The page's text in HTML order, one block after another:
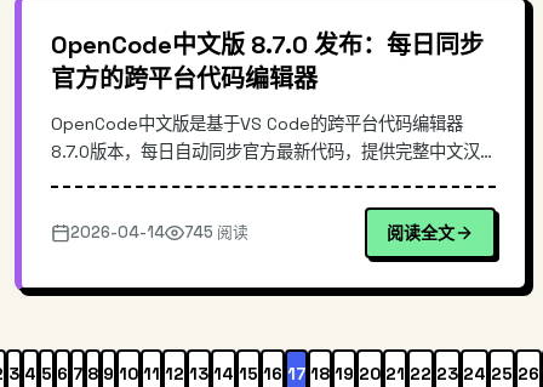
OpenCode中文版 8.7.0 发布：每日同步
官方的跨平台代码编辑器
OpenCode中文版是基于VS Code的跨平台代码编辑器
8.7.0版本，每日自动同步官方最新代码，提供完整中文汉
置插件即可获得原生中文界面。相比传统VS Code+语言包
方式，解决了更新滞后、配置繁琐等痛点，是中文开发者的
2026-04-14 745 阅读 阅读全文
3 4 5 6 7 8 9 10 11 12 13 14 15 16 17 18 19 20 21 22 23 24 25 26